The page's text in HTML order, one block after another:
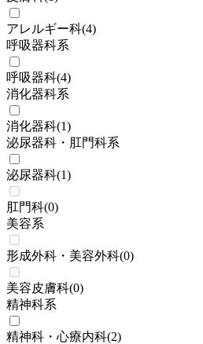
アレルギー科(4)
呼吸器科系
呼吸器科(4)
消化器科系
消化器科(1)
泌尿器科・肛門科系
泌尿器科(1)
肛門科(0)
美容系
形成外科・美容外科(0)
美容皮膚科(0)
精神科系
精神科・心療内科(2)